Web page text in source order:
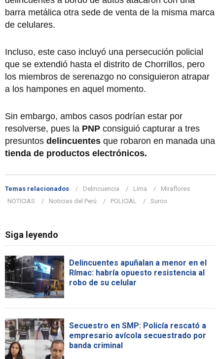
barra metálica otra sede de venta de la misma marca
de celulares.
Incluso, este caso incluyó una persecución policial
que se extendió hasta el distrito de Chorrillos, pero
los miembros de serenazgo no consiguieron atrapar
a los hampones en aquel momento.
Sin embargo, ambos casos podrían estar por
resolverse, pues la PNP consiguió capturar a tres
presuntos delincuentes que robaron en manada una
tienda de productos electrónicos.
Temas relacionados Delincuencia Lima
Miraflores
NOTICIAS
Noticias del Perú POLICIAL Surco
Siga leyendo
Delincuentes apuñalan a menor en el
Rímac: habría opuesto resistencia al
robo de su celular
Secuestro en SMP: Policía rescató a
empresario avícola secuestrado por
banda criminal